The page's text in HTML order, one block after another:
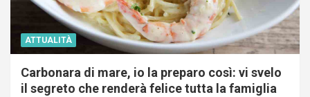
ATTUALITÀ
Carbonara di mare, io la preparo così: vi svelo
il segreto che renderà felice tutta la famiglia